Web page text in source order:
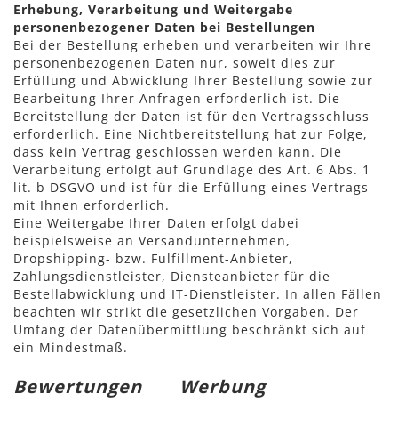
Erhebung, Verarbeitung und Weitergabe
personenbezogener Daten bei Bestellungen
Bei der Bestellung erheben und verarbeiten wir Ihre
personenbezogenen Daten nur, soweit dies zur
Erfüllung und Abwicklung Ihrer Bestellung sowie zur
Bearbeitung Ihrer Anfragen erforderlich ist. Die
Bereitstellung der Daten ist für den Vertragsschluss
erforderlich. Eine Nichtbereitstellung hat zur Folge,
dass kein Vertrag geschlossen werden kann. Die
Verarbeitung erfolgt auf Grundlage des Art. 6 Abs. 1
lit. b DSGVO und ist für die Erfüllung eines Vertrags
mit Ihnen erforderlich.
Eine Weitergabe Ihrer Daten erfolgt dabei
beispielsweise an Versandunternehmen,
Dropshipping- bzw. Fulfillment-Anbieter,
Zahlungsdienstleister, Diensteanbieter für die
Bestellabwicklung und IT-Dienstleister. In allen Fällen
beachten wir strikt die gesetzlichen Vorgaben. Der
Umfang der Datenübermittlung beschränkt sich auf
ein Mindestmaß.
Bewertungen Werbung